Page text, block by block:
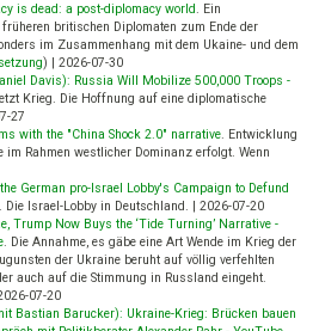
is dead: a post-diplomacy world . Ein
britischen Diplomaten zum Ende der
im Zusammenhang mit dem Ukaine- und dem
)
2026-07-30
Davis): Russia Will Mobilize 500,000 Troops -
Krieg. Die Hoffnung auf eine diplomatische
27
with the "China Shock 2.0" narrative. Entwicklung
im Rahmen westlicher Dominanz erfolgt. Wenn
German pro-Israel Lobby's Campaign to Defund
. Die Israel-Lobby in Deutschland.
2026-07-20
Trump Now Buys the ‘Tide Turning’ Narrative -
. Die Annahme, es gäbe eine Art Wende im Krieg der
der Ukraine beruht auf völlig verfehlten
auch auf die Stimmung in Russland eingeht.
07-20
Bastian Barucker): Ukraine-Krieg: Brücken bauen